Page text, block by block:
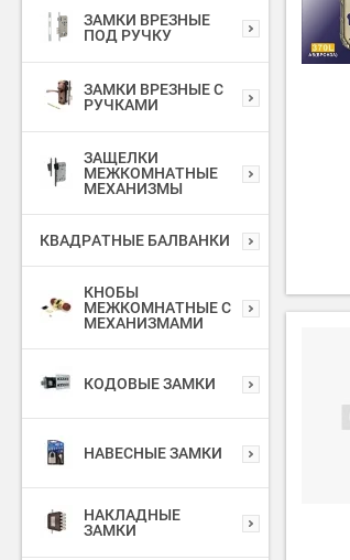
ЗАМКИ ВРЕЗНЫЕ
ПОД РУЧКУ
ЗАМКИ ВРЕЗНЫЕ С
РУЧКАМИ
ЗАЩЕЛКИ
МЕЖКОМНАТНЫЕ
МЕХАНИЗМЫ
КВАДРАТНЫЕ БАЛВАНКИ
КНОБЫ
МЕЖКОМНАТНЫЕ С
МЕХАНИЗМАМИ
КОДОВЫЕ ЗАМКИ
НАВЕСНЫЕ ЗАМКИ
НАКЛАДНЫЕ
ЗАМКИ